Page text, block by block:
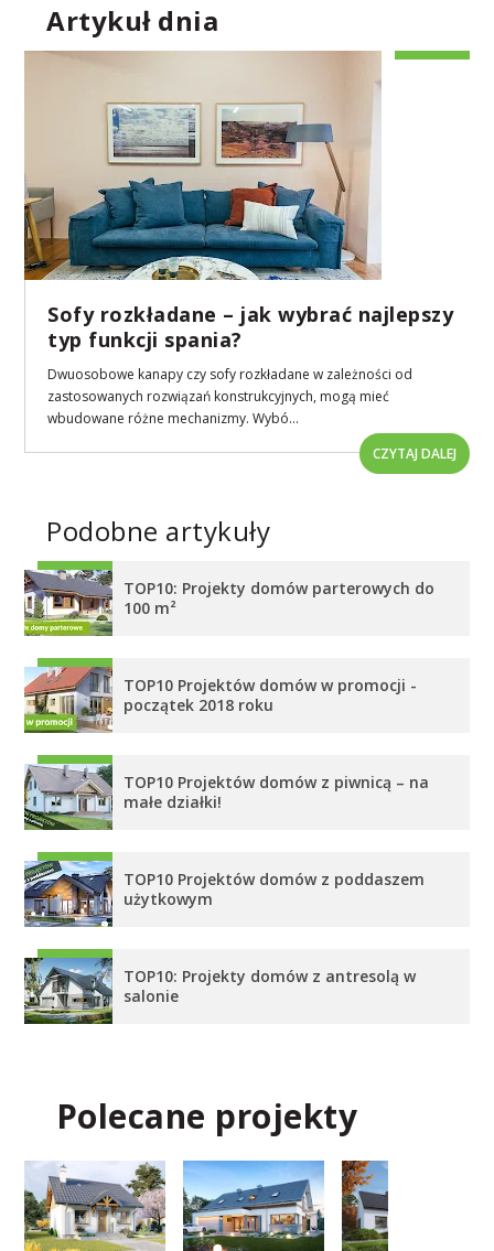
Artykuł dnia
Sofy rozkładane – jak wybrać najlepszy
typ funkcji spania?
Dwuosobowe kanapy czy sofy rozkładane w zależności od
zastosowanych rozwiązań konstrukcyjnych, mogą mieć
wbudowane różne mechanizmy. Wybó...
CZYTAJ DALEJ
Podobne artykuły
TOP10: Projekty domów parterowych do
100 m²
TOP10 Projektów domów w promocji -
początek 2018 roku
TOP10 Projektów domów z piwnicą – na
małe działki!
TOP10 Projektów domów z poddaszem
użytkowym
TOP10: Projekty domów z antresolą w
salonie
Polecane projekty